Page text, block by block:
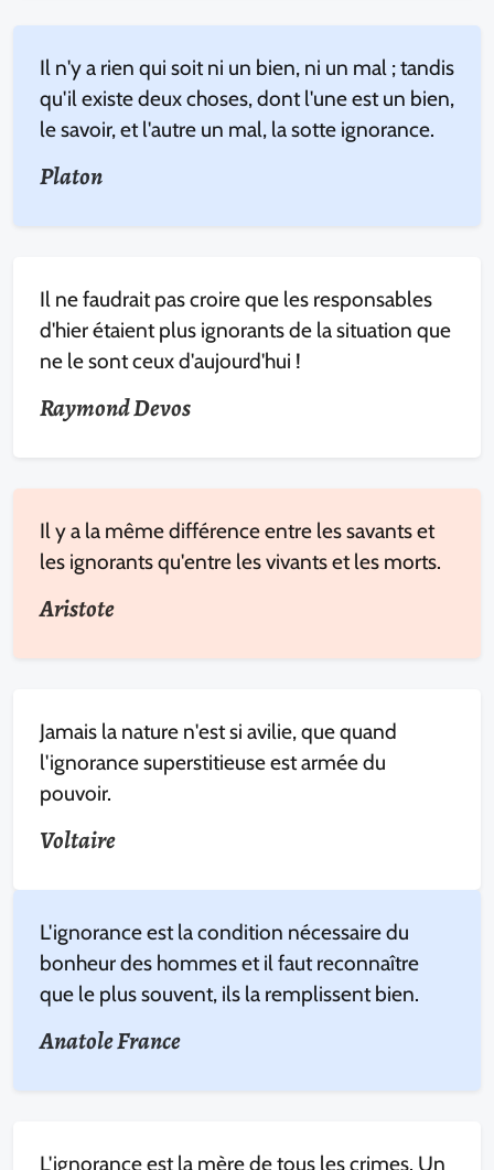
Il n'y a rien qui soit ni un bien, ni un mal ; tandis
qu'il existe deux choses, dont l'une est un bien,
le savoir, et l'autre un mal, la sotte ignorance.
Platon
Il ne faudrait pas croire que les responsables
d'hier étaient plus ignorants de la situation que
ne le sont ceux d'aujourd'hui !
Raymond Devos
Il y a la même différence entre les savants et
les ignorants qu'entre les vivants et les morts.
Aristote
Jamais la nature n'est si avilie, que quand
l'ignorance superstitieuse est armée du
pouvoir.
Voltaire
L'ignorance est la condition nécessaire du
bonheur des hommes et il faut reconnaître
que le plus souvent, ils la remplissent bien.
Anatole France
L'ignorance est la mère de tous les crimes. Un